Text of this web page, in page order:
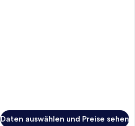
Daten auswählen und Preise sehen